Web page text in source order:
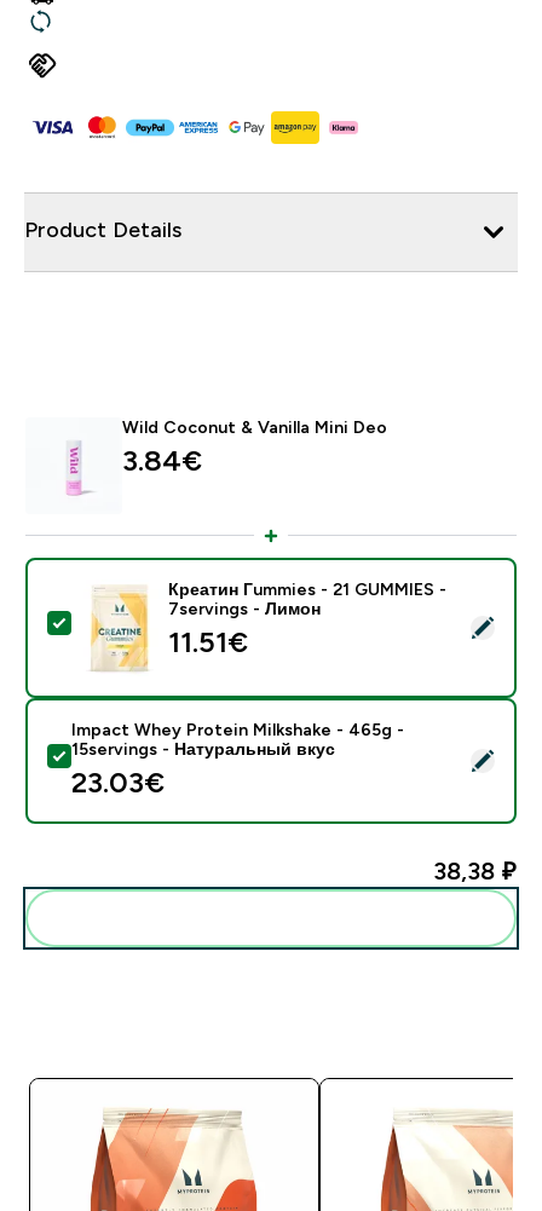
Product Details
Wild Coconut & Vanilla Mini Deo
3.84€‎
- Креатин Гummies - 21 GUMMIES - 7servings -
Креатин Гummies - 21 GUMMIES -
7servings - Лимон
11.51€‎
- Impact Whey Protein Milkshake - 465g - 15servings
Impact Whey Protein Milkshake - 465g -
15servings - Натуральный вкус
23.03€‎
38,38 ₽‎